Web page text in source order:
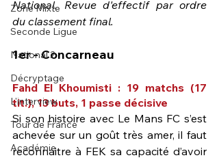
Zone Mixte
Seconde Ligue
National 2
Décryptage
L'interview
Tour de France
Académie
National. Revue d'effectif par ordre
du classement final.
1er - Concarneau
Fahd El Khoumisti : 19 matchs (17
tit.), 13 buts, 1 passe décisive
Si son histoire avec Le Mans FC s’est
achevée sur un goût très amer, il faut
reconnaitre à FEK sa capacité d’avoir